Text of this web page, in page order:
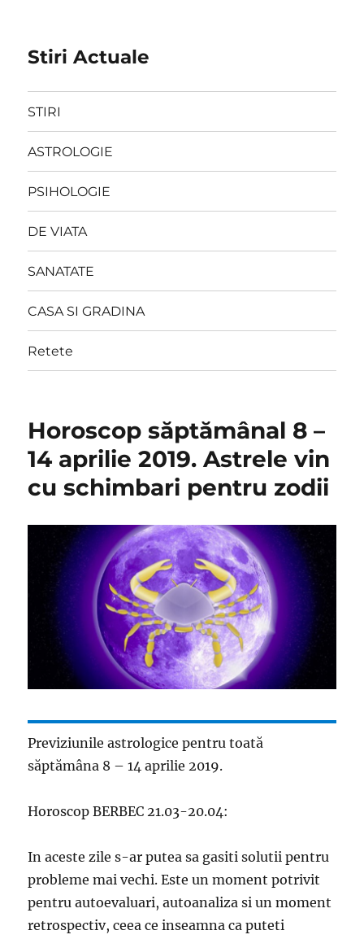
Stiri Actuale
STIRI
ASTROLOGIE
PSIHOLOGIE
DE VIATA
SANATATE
CASA SI GRADINA
Retete
Horoscop săptămânal 8 –
14 aprilie 2019. Astrele vin
cu schimbari pentru zodii
Previziunile astrologice pentru toată
săptămâna 8 – 14 aprilie 2019.
Horoscop BERBEC 21.03-20.04:
In aceste zile s-ar putea sa gasiti solutii pentru
probleme mai vechi. Este un moment potrivit
pentru autoevaluari, autoanaliza si un moment
retrospectiv, ceea ce inseamna ca puteti